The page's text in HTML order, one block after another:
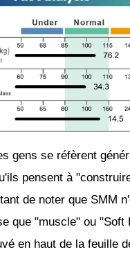
gens se réfèrent
pensent à
de noter que SMM
que "muscle" ou "Soft
en haut de la feuille